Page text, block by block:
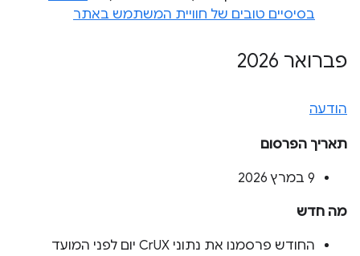
בסיסיים טובים של חוויית המשתמש באתר
פברואר 2026
הודעה
תאריך הפרסום
‫9 במרץ 2026
מה חדש
החודש פרסמנו את נתוני CrUX יום לפני המועד